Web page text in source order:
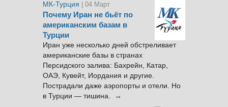
МК-Турция
| 04 Март
Почему Иран не бьёт по
американским базам в
Турции
Иран уже несколько дней обстреливает
американские базы в странах
Персидского залива: Бахрейн, Катар,
ОАЭ, Кувейт, Иордания и другие.
Пострадали даже аэропорты и отели. Но
в Турции — тишина. →